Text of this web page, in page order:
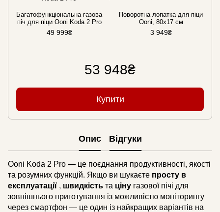
Багатофункціональна газова
піч для піци Ooni Koda 2 Pro
49 999₴
Поворотна лопатка для піци
Ooni, 80х17 см
3 949₴
53 948₴
Купити
Опис Відгуки
Ooni Koda 2 Pro — це поєднання продуктивності, якості
та розумних функцій. Якщо ви шукаєте просту в
експлуатації , швидкість та ціну газової пічі для
зовнішнього приготування із можливістю моніторингу
через смартфон — це один із найкращих варіантів на